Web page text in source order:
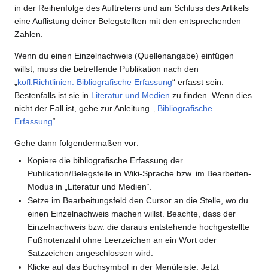
in der Reihenfolge des Auftretens und am Schluss des Artikels
eine Auflistung deiner Belegstellten mit den entsprechenden
Zahlen.
Wenn du einen Einzelnachweis (Quellenangabe) einfügen
willst, muss die betreffende Publikation nach den
kofl:Richtlinien: Bibliografische Erfassung“ erfasst sein.
Bestenfalls ist sie in Literatur und Medien zu finden. Wenn dies
nicht der Fall ist, gehe zur Anleitung „
Bibliografische
Erfassung“.
Gehe dann folgendermaßen vor:
Kopiere die bibliografische Erfassung der
Publikation/Belegstelle in Wiki-Sprache bzw. im Bearbeiten-
Modus in „Literatur und Medien“.
Setze im Bearbeitungsfeld den Cursor an die Stelle, wo du
einen Einzelnachweis machen willst. Beachte, dass der
Einzelnachweis bzw. die daraus entstehende hochgestellte
Fußnotenzahl ohne Leerzeichen an ein Wort oder
Satzzeichen angeschlossen wird.
Klicke auf das Buchsymbol in der Menüleiste. Jetzt